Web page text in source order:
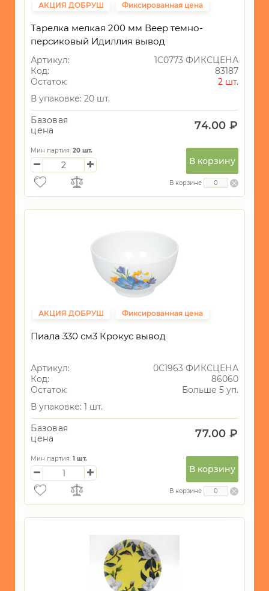
АКЦИЯ ДОБРУШ Фиксированная цена
Тарелка мелкая 200 мм Веер темно-
персиковый Идиллия вывод
Артикул:
1С0773 ФИКСЦЕНА
Код:
83187
Остаток:
2 шт.
В упаковке: 20 шт.
Базовая
цена
74.00 ₽
Мин партия: 20 шт.
В корзину
В корзине
АКЦИЯ ДОБРУШ Фиксированная цена
Пиала 330 см3 Крокус вывод
Артикул:
0С1963 ФИКСЦЕНА
Код:
86060
Остаток:
Больше 5 уп.
В упаковке: 1 шт.
Базовая
цена
77.00 ₽
Мин партия: 1 шт.
В корзину
В корзине